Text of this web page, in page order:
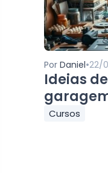
Por Daniel•22/
Ideias
Cursos